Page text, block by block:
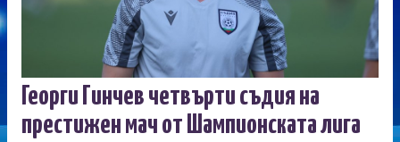
Георги Гинчев четвърти съдия на
престижен мач от Шампионската лига